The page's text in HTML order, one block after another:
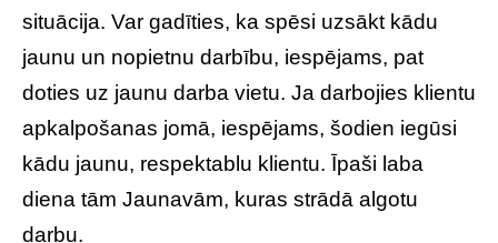
situācija. Var gadīties, ka spēsi uzsākt kādu
jaunu un nopietnu darbību, iespējams, pat
doties uz jaunu darba vietu. Ja darbojies klientu
apkalpošanas jomā, iespējams, šodien iegūsi
kādu jaunu, respektablu klientu. Īpaši laba
diena tām Jaunavām, kuras strādā algotu
darbu.